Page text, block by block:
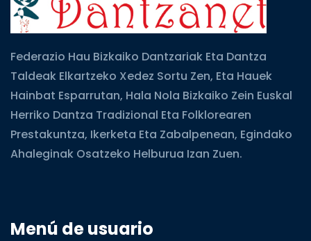
Federazio Hau Bizkaiko Dantzariak Eta Dantza
Taldeak Elkartzeko Xedez Sortu Zen, Eta Hauek
Hainbat Esparrutan, Hala Nola Bizkaiko Zein Euskal
Herriko Dantza Tradizional Eta Folklorearen
Prestakuntza, Ikerketa Eta Zabalpenean, Egindako
Ahaleginak Osatzeko Helburua Izan Zuen.
Menú de usuario